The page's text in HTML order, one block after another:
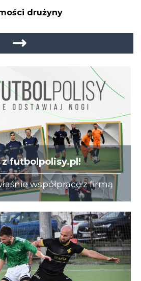
drużyny
z futbolpolisy.pl!
współpracę z firmą
na co dzień zajmuje
dla piłkarzy-